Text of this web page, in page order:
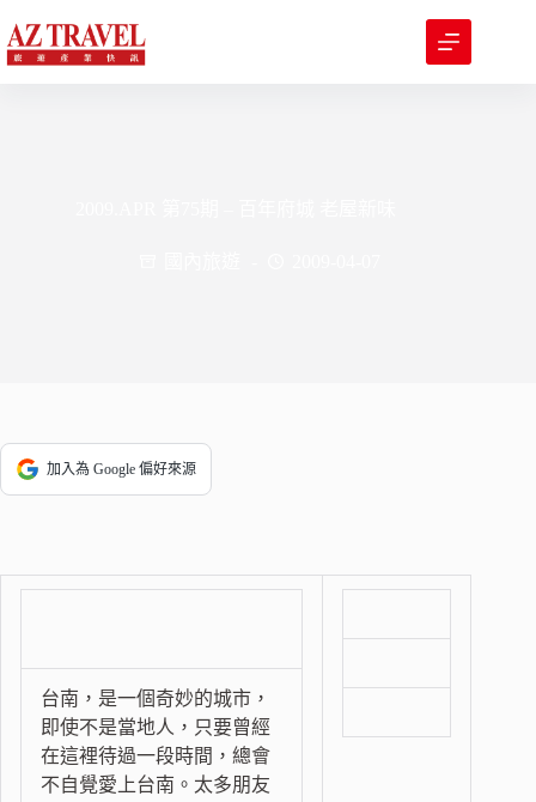
至
主
加入為 Google 偏好來源
台南，是一個奇妙的城市，
即使不是當地人，只要曾經
在這裡待過一段時間，總會
不自覺愛上台南。太多朋友